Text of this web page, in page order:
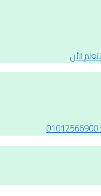
الأن